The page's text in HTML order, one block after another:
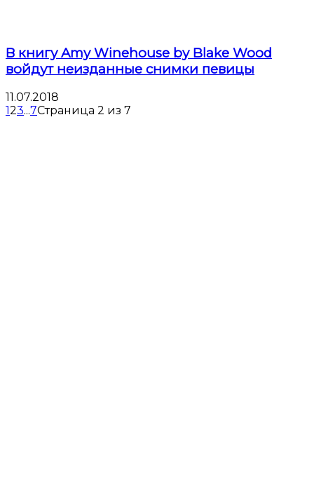
В книгу Amy Winehouse by Blake Wood
войдут неизданные снимки певицы
11.07.2018
123...7Страница 2 из 7